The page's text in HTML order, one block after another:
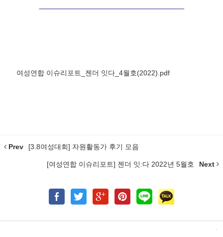
여성연합 이슈리포트_젠더 잇다_4월호(2022).pdf
Prev [3.8여성대회] 자원활동가 후기 모음
[여성연합 이슈리포트] 젠더 잇:다 2022년 5월호 Next